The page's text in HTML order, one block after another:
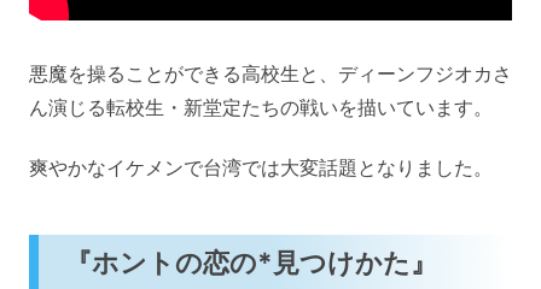
悪魔を操ることができる高校生と、ディーンフジオカさ
ん演じる転校生・新堂定たちの戦いを描いています。
爽やかなイケメンで台湾では大変話題となりました。
『ホントの恋の*見つけかた』